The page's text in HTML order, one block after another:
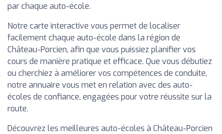
par chaque auto-école.
Notre carte interactive vous permet de localiser
facilement chaque auto-école dans la région de
Château-Porcien, afin que vous puissiez planifier vos
cours de manière pratique et efficace. Que vous débutiez
ou cherchiez à améliorer vos compétences de conduite,
notre annuaire vous met en relation avec des auto-
écoles de confiance, engagées pour votre réussite sur la
route.
Découvrez les meilleures auto-écoles à Château-Porcien